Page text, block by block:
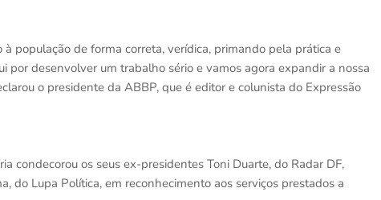
população de forma correta, verídica, primando pela prática e
por desenvolver um trabalho sério e vamos agora expandir a nossa
o presidente da ABBP, que é editor e colunista do Expressão
condecorou os seus ex-presidentes Toni Duarte, do Radar DF,
do Lupa Política, em reconhecimento aos serviços prestados a